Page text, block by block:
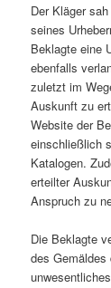
Der Kläger
seines
Beklagte eine
ebenfalls
zuletzt im
Auskunft zu
Website der
einschließlich
Katalogen.
erteilter
Anspruch zu
Die Beklagte
des